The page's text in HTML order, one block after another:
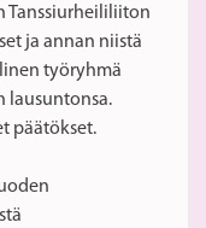
Tanssiurheililiiton
ja annan niistä
työryhmä
lausuntonsa.
päätökset.